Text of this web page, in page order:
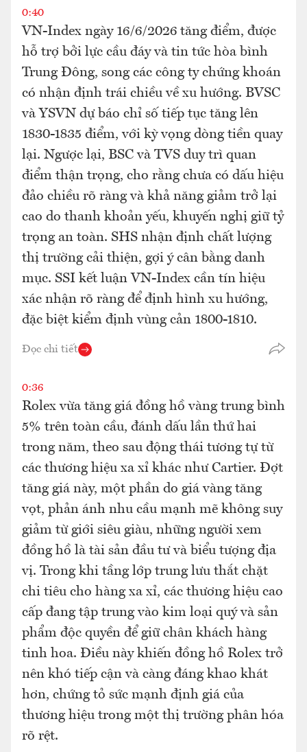
0:40
VN-Index ngày 16/6/2026 tăng điểm, được
hỗ trợ bởi lực cầu đáy và tin tức hòa bình
Trung Đông, song các công ty chứng khoán
có nhận định trái chiều về xu hướng. BVSC
và YSVN dự báo chỉ số tiếp tục tăng lên
1830-1835 điểm, với kỳ vọng dòng tiền quay
lại. Ngược lại, BSC và TVS duy trì quan
điểm thận trọng, cho rằng chưa có dấu hiệu
đảo chiều rõ ràng và khả năng giảm trở lại
cao do thanh khoản yếu, khuyến nghị giữ tỷ
trọng an toàn. SHS nhận định chất lượng
thị trường cải thiện, gợi ý cân bằng danh
mục. SSI kết luận VN-Index cần tín hiệu
xác nhận rõ ràng để định hình xu hướng,
đặc biệt kiểm định vùng cản 1800-1810.
Đọc chi tiết
0:36
Rolex vừa tăng giá đồng hồ vàng trung bình
5% trên toàn cầu, đánh dấu lần thứ hai
trong năm, theo sau động thái tương tự từ
các thương hiệu xa xỉ khác như Cartier. Đợt
tăng giá này, một phần do giá vàng tăng
vọt, phản ánh nhu cầu mạnh mẽ không suy
giảm từ giới siêu giàu, những người xem
đồng hồ là tài sản đầu tư và biểu tượng địa
vị. Trong khi tầng lớp trung lưu thắt chặt
chi tiêu cho hàng xa xỉ, các thương hiệu cao
cấp đang tập trung vào kim loại quý và sản
phẩm độc quyền để giữ chân khách hàng
tinh hoa. Điều này khiến đồng hồ Rolex trở
nên khó tiếp cận và càng đáng khao khát
hơn, chứng tỏ sức mạnh định giá của
thương hiệu trong một thị trường phân hóa
rõ rệt.